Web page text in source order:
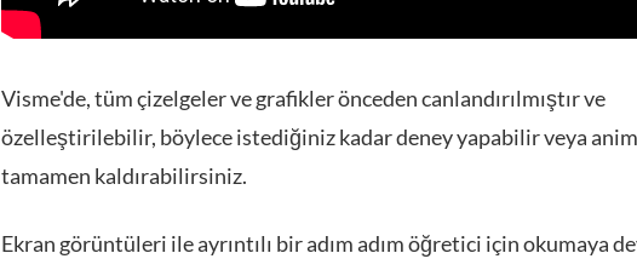
Visme'de, tüm çizelgeler ve grafikler önceden canlandırılmıştır ve
özelleştirilebilir, böylece istediğiniz kadar deney yapabilir veya
tamamen kaldırabilirsiniz.
Ekran görüntüleri ile ayrıntılı bir adım adım öğretici için okumaya